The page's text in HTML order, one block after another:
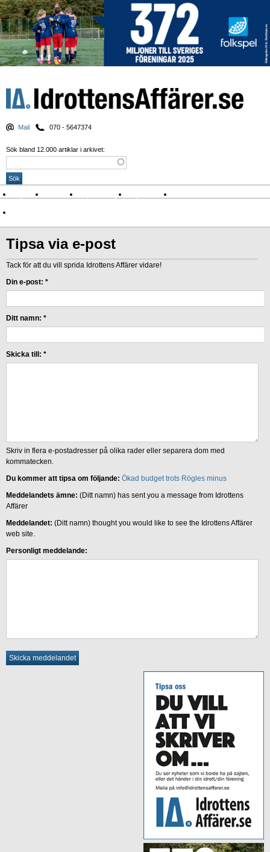
Mail 070 - 5647374
Sök bland 12.000 artiklar i arkivet:
Nyheter Krönikor Sport & spel Nyhetsbrev
Tipsa via e-post
Tack för att du vill sprida Idrottens Affärer vidare!
Din e-post: *
Ditt namn: *
Skicka till: *
Skriv in flera e-postadresser på olika rader eller separera dom med
kommatecken.
Du kommer att tipsa om följande: Ökad budget trots Rögles minus
Meddelandets ämne: (Ditt namn) has sent you a message from Idrottens
Affärer
Meddelandet: (Ditt namn) thought you would like to see the Idrottens Affärer
web site.
Personligt meddelande: